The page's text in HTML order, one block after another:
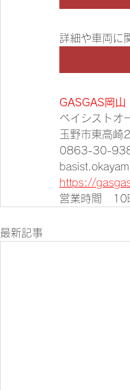
詳細や車両に
GASGAS岡山
ベイシストオ
玉野市東高崎
0863-30-
https://
営業時間　
最新記事